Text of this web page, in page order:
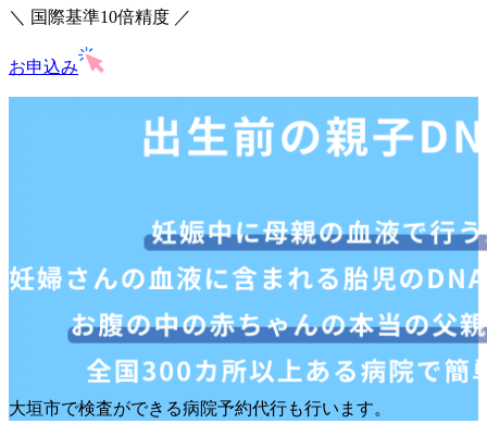
＼ 国際基準10倍精度 ／
お申込み
大垣市で検査ができる病院予約代行も行います。